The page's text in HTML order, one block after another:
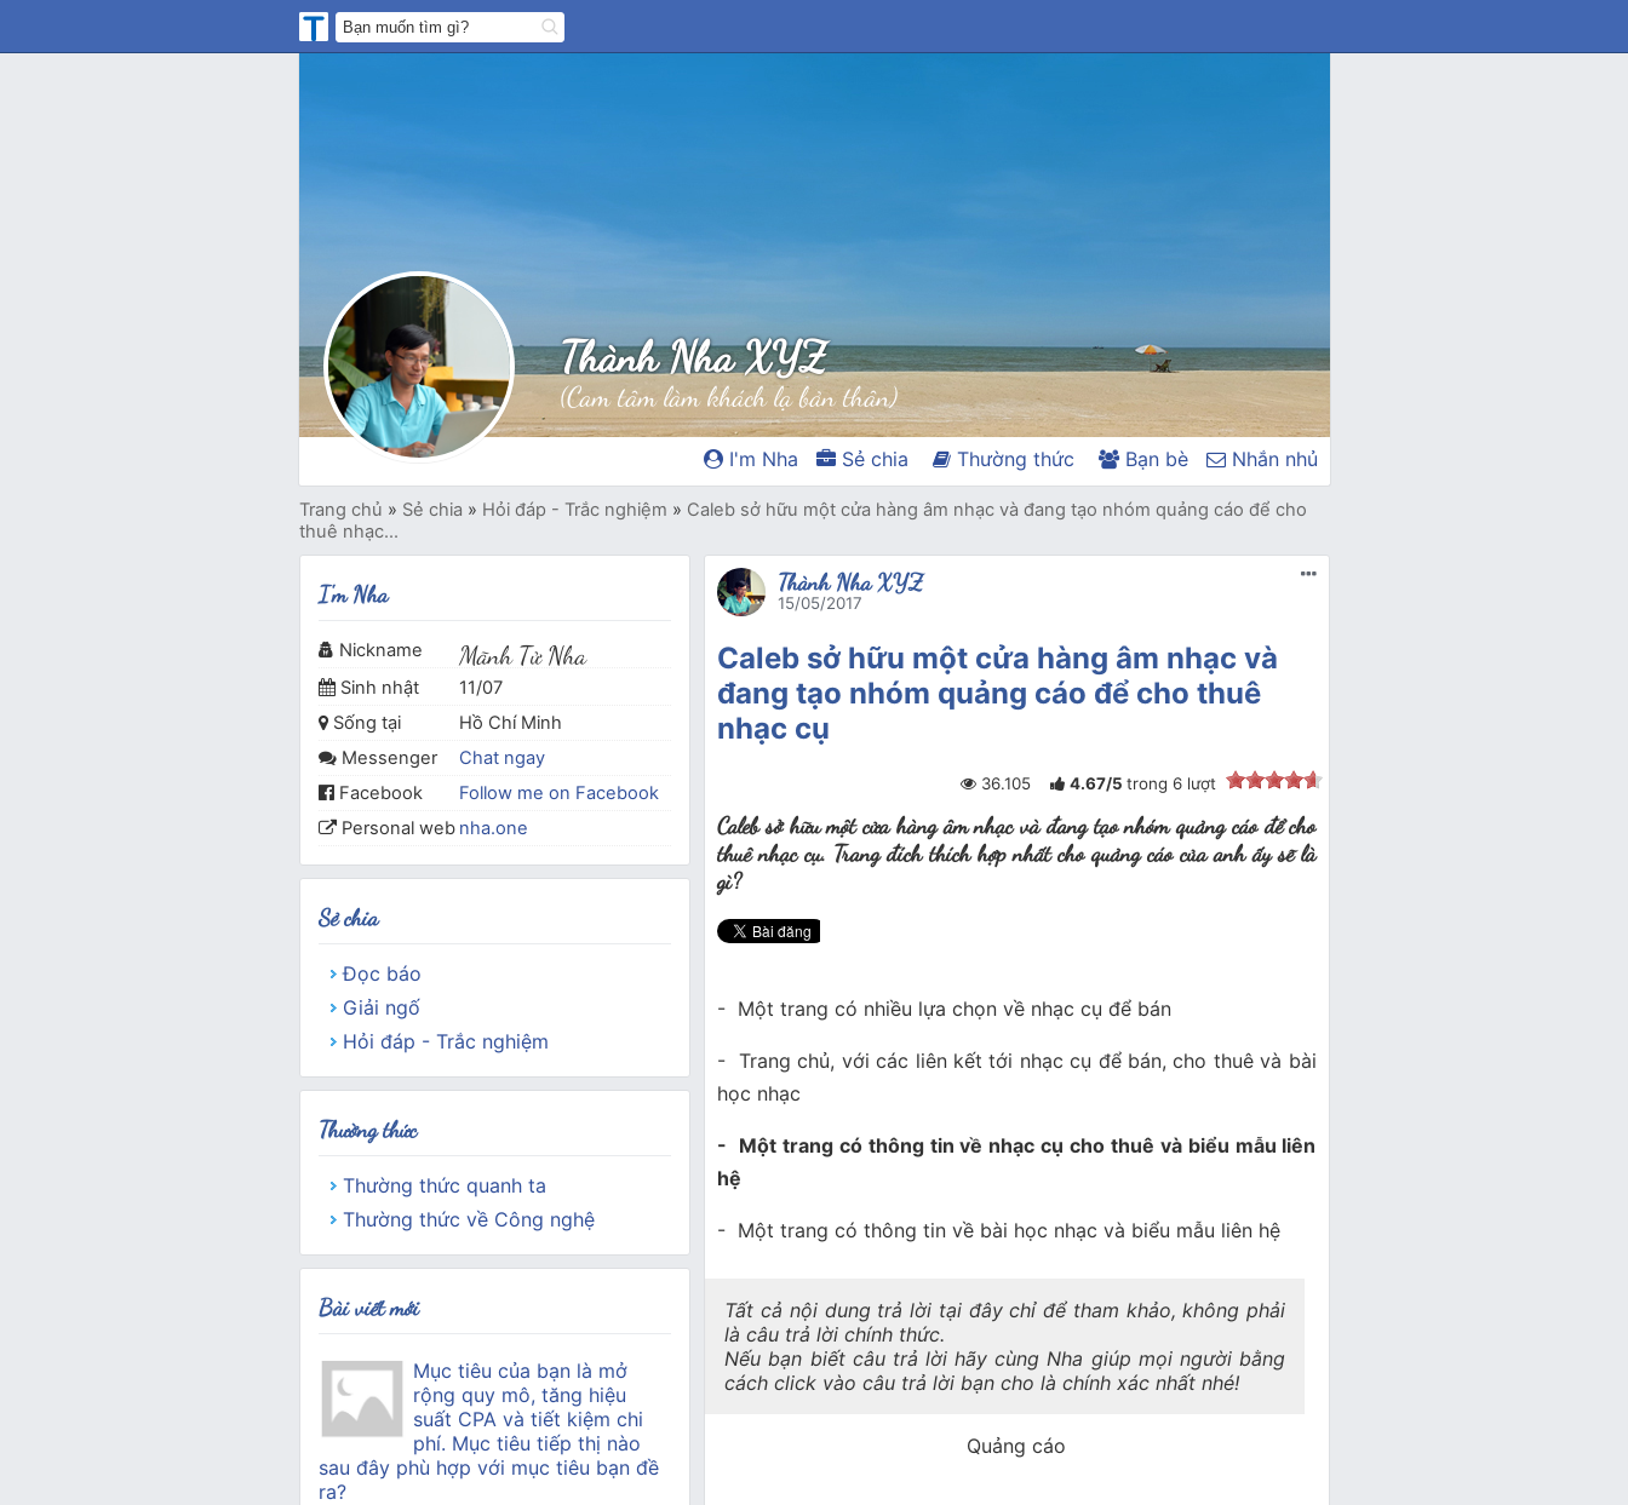
Thành Nha XYZ
(Cam tâm làm khách lạ bản thân)
I'm Nha Sẻ chia Thường thức Bạn bè Nhắn nhủ
Trang chủ » Sẻ chia » Hỏi đáp - Trắc nghiệm » Caleb sở hữu một cửa hàng âm nhạc và đang tạo nhóm quảng cáo để cho
thuê nhạc...
Thành Nha XYZ
15/05/2017
Caleb sở hữu một cửa hàng âm nhạc và
đang tạo nhóm quảng cáo để cho thuê
nhạc cụ
36.105 4.67/5 trong 6lượt
Caleb sở hữu một cửa hàng âm nhạc và đang tạo nhóm quảng cáo để cho
thuê nhạc cụ. Trang đích thích hợp nhất cho quảng cáo của anh ấy sẽ là
gì?
- Một trang có nhiều lựa chọn về nhạc cụ để bán
- Trang chủ, với các liên kết tới nhạc cụ để bán, cho thuê và bài
học nhạc
- Một trang có thông tin về nhạc cụ cho thuê và biểu mẫu liên
hệ
- Một trang có thông tin về bài học nhạc và biểu mẫu liên hệ
Tất cả nội dung trả lời tại đây chỉ để tham khảo, không phải
là câu trả lời chính thức.
Nếu bạn biết câu trả lời hãy cùng Nha giúp mọi người bằng
cách click vào câu trả lời bạn cho là chính xác nhất nhé!
Quảng cáo
I'm Nha
Nickname Mãnh Tử Nha
Sinh nhật
11/07
Sống tại
Hồ Chí Minh
Messenger
Chat ngay
Facebook
Follow me on Facebook
Personal web nha.one
Sẻ chia
Đọc báo
Giải ngố
Hỏi đáp - Trắc nghiệm
Thường thức
Thường thức quanh ta
Thường thức về Công nghệ
Bài viết mới
Mục tiêu của bạn là mở
rộng quy mô, tăng hiệu
suất CPA và tiết kiệm chi
phí. Mục tiêu tiếp thị nào
sau đây phù hợp với mục tiêu bạn đề
ra?